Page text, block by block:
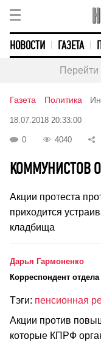
НОВОСТИ ГАЗЕТА
Газета Политика
18.07.2018 20:33:00
0 4040
КОММУНИСТОВ
Акции протеста
приходится
кладбища
Дарья Гармоненко
Корреспондент
Тэги: пенсионная
Акции против
которые КПРФ